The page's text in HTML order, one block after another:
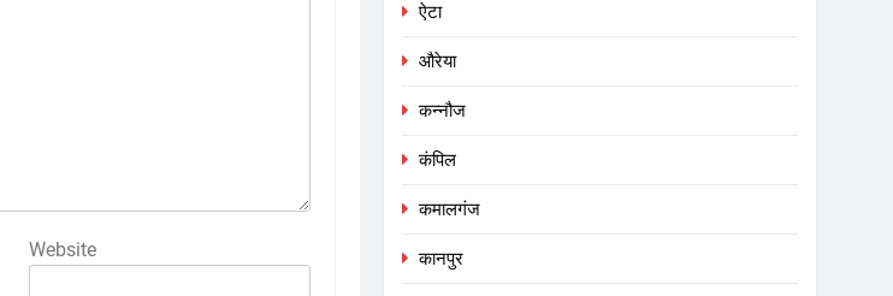
Website
ऐटा
औरेया
कन्नौज
कंपिल
कमालगंज
कानपुर